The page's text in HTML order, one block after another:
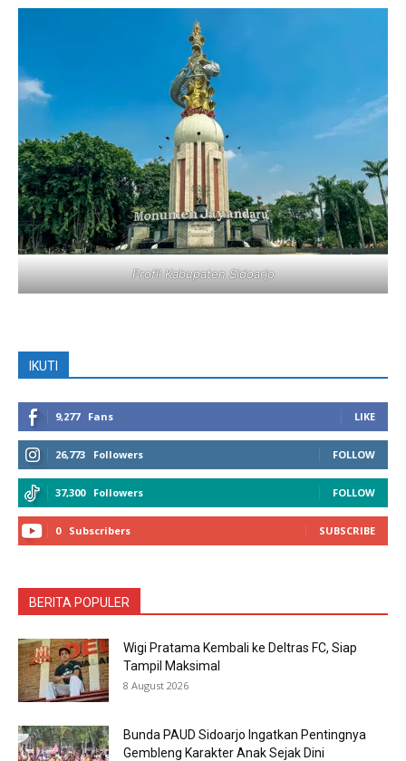
Profil Kabupaten Sidoarjo
IKUTI
9,277 Fans LIKE
26,773 Followers FOLLOW
37,300 Followers FOLLOW
0 Subscribers SUBSCRIBE
BERITA POPULER
Wigi Pratama Kembali ke Deltras FC, Siap
Tampil Maksimal
8 August 2026
Bunda PAUD Sidoarjo Ingatkan Pentingnya
Gembleng Karakter Anak Sejak Dini